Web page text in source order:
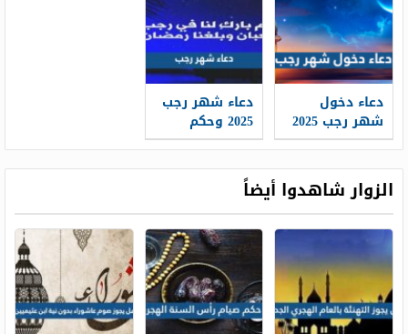
دعاء دخول
شهر رجب 2025
دعاء هلال شهر
دعاء شهر رجب
2025 وحكم
التهنئة به
الزوار شاهدوا أيضاً